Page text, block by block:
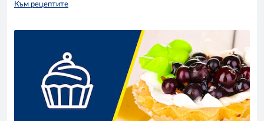
Към рецептите